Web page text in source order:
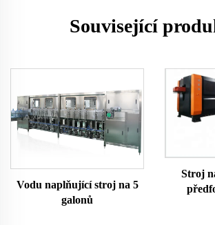
Související
Vodu naplňující stroj na 5
galonů
Stroj